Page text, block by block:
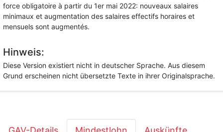
force obligatoire à partir du 1er mai 2022: nouveaux salaires
minimaux et augmentation des salaires effectifs horaires et
mensuels sont augmentés.
Hinweis:
Diese Version existiert nicht in deutscher Sprache. Aus diesem
Grund erscheinen nicht übersetzte Texte in ihrer Originalsprache.